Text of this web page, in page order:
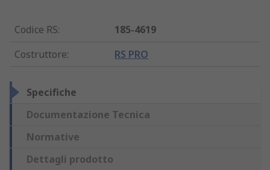
Codice RS:
185-4619
Costruttore: RS PRO
Specifiche
Documentazione Tecnica
Normative
Dettagli prodotto